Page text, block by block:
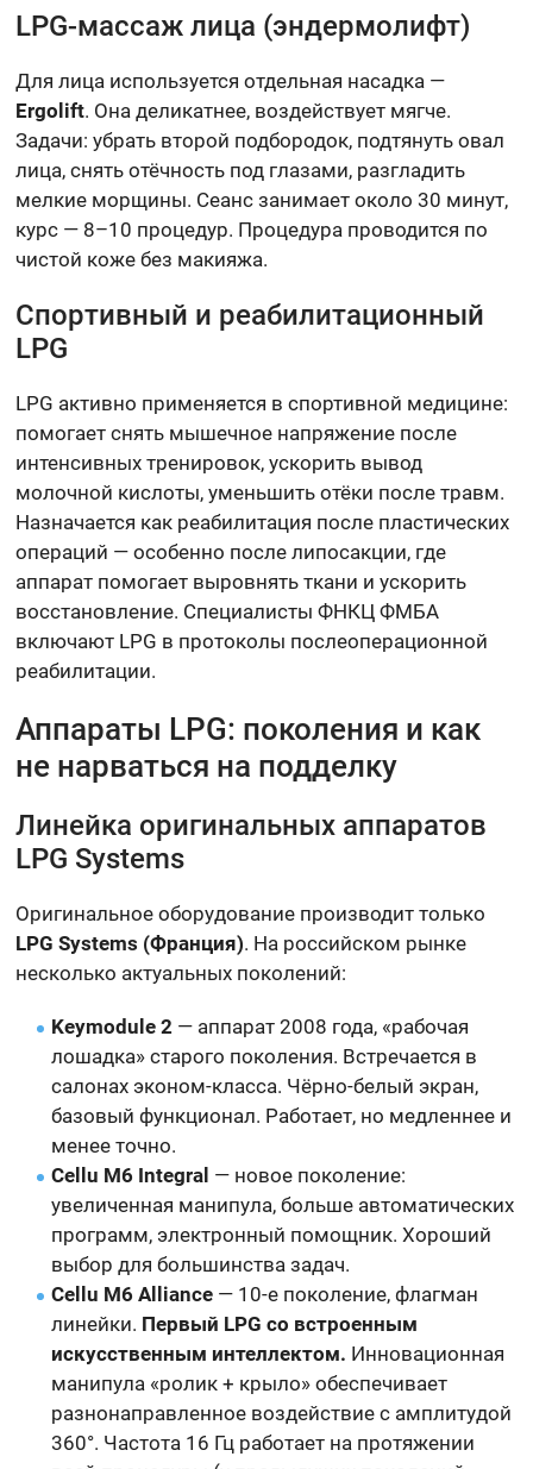
LPG-массаж лица (эндермолифт)
Для лица используется отдельная насадка —
Ergolift. Она деликатнее, воздействует мягче.
Задачи: убрать второй подбородок, подтянуть овал
лица, снять отёчность под глазами, разгладить
мелкие морщины. Сеанс занимает около 30 минут,
курс — 8–10 процедур. Процедура проводится по
чистой коже без макияжа.
Спортивный и реабилитационный
LPG
LPG активно применяется в спортивной медицине:
помогает снять мышечное напряжение после
интенсивных тренировок, ускорить вывод
молочной кислоты, уменьшить отёки после травм.
Назначается как реабилитация после пластических
операций — особенно после липосакции, где
аппарат помогает выровнять ткани и ускорить
восстановление. Специалисты ФНКЦ ФМБА
включают LPG в протоколы послеоперационной
реабилитации.
Аппараты LPG: поколения и как
не нарваться на подделку
Линейка оригинальных аппаратов
LPG Systems
Оригинальное оборудование производит только
LPG Systems (Франция). На российском рынке
несколько актуальных поколений:
Keymodule 2 — аппарат 2008 года, «рабочая
лошадка» старого поколения. Встречается в
салонах эконом-класса. Чёрно-белый экран,
базовый функционал. Работает, но медленнее и
менее точно.
Cellu M6 Integral — новое поколение:
увеличенная манипула, больше автоматических
программ, электронный помощник. Хороший
выбор для большинства задач.
Cellu M6 Alliance — 10-е поколение, флагман
линейки. Первый LPG со встроенным
искусственным интеллектом. Инновационная
манипула «ролик + крыло» обеспечивает
разнонаправленное воздействие с амплитудой
360°. Частота 16 Гц работает на протяжении